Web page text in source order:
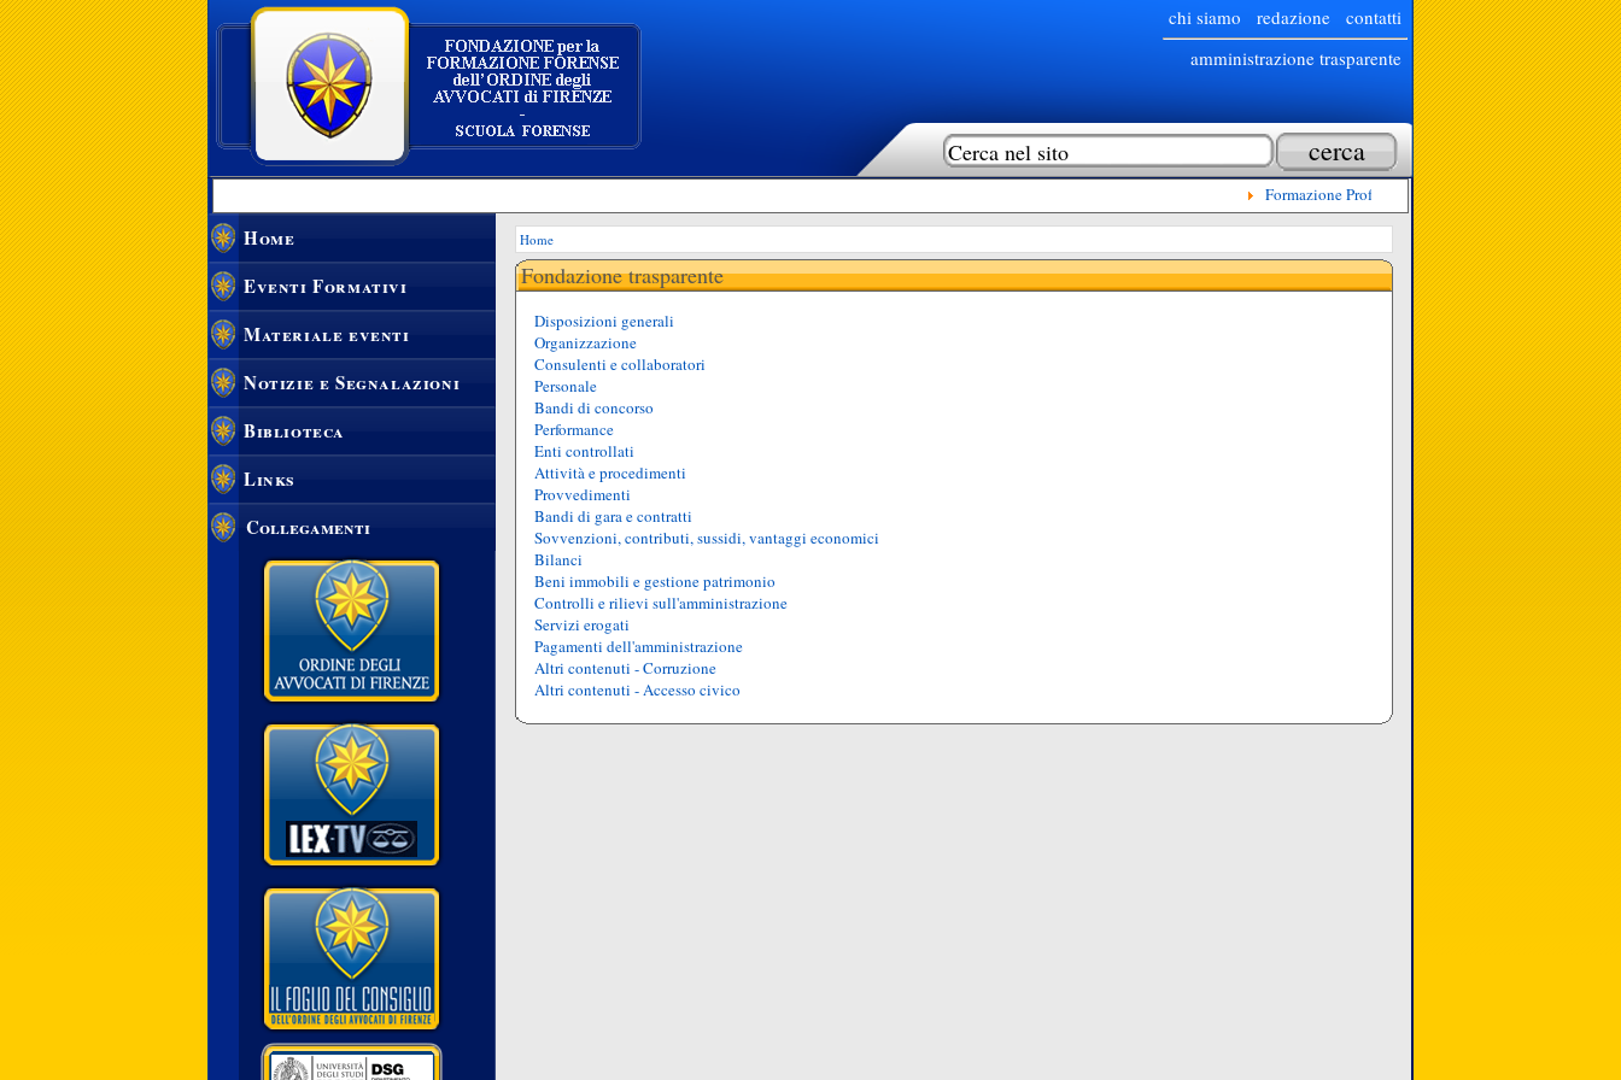
chi siamo redazione
contatti
amministrazione trasparente
Formazione Professionale Continua
Home
Eventi Formativi
Materiale eventi
Notizie e Segnalazioni
Biblioteca
Links
Collegamenti
Home
Fondazione trasparente
Disposizioni generali
Organizzazione
Consulenti e collaboratori
Personale
Bandi di concorso
Performance
Enti controllati
Attività e procedimenti
Provvedimenti
Bandi di gara e contratti
Sovvenzioni, contributi, sussidi, vantaggi economici
Bilanci
Beni immobili e gestione patrimonio
Controlli e rilievi sull'amministrazione
Servizi erogati
Pagamenti dell'amministrazione
Altri contenuti - Corruzione
Altri contenuti - Accesso civico